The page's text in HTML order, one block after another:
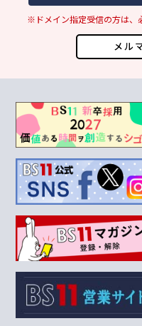
メル
※ドメイン指定受信の方は、